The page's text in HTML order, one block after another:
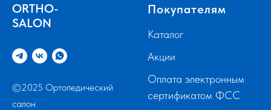
ORTHO-
SALON
©2025 Ортопедический
салон
Покупателям
Каталог
Акции
Оплата электронным
сертификатом ФСС